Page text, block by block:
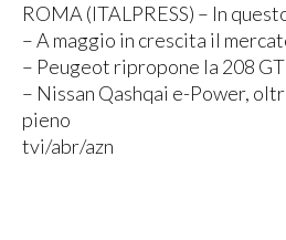
ROMA (ITALPRESS) – In
– A maggio in crescita il
– Peugeot ripropone la 208
– Nissan Qashqai e-Power,
pieno
tvi/abr/azn